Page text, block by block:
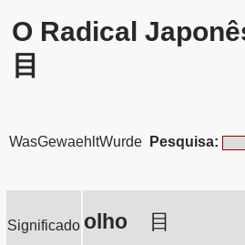
O Radical
目
WasGewaehltWurde Pesquisa:
Significado olho 目